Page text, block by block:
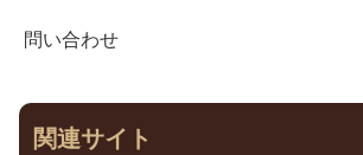
問い合わせ
関連サイト